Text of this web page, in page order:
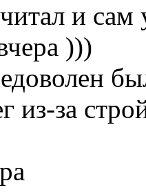
и сам
)))
из-за